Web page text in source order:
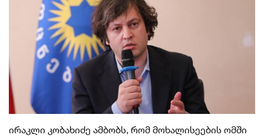
ირაკლი კობახიძე ამბობს, რომ მოხალისეების ომში